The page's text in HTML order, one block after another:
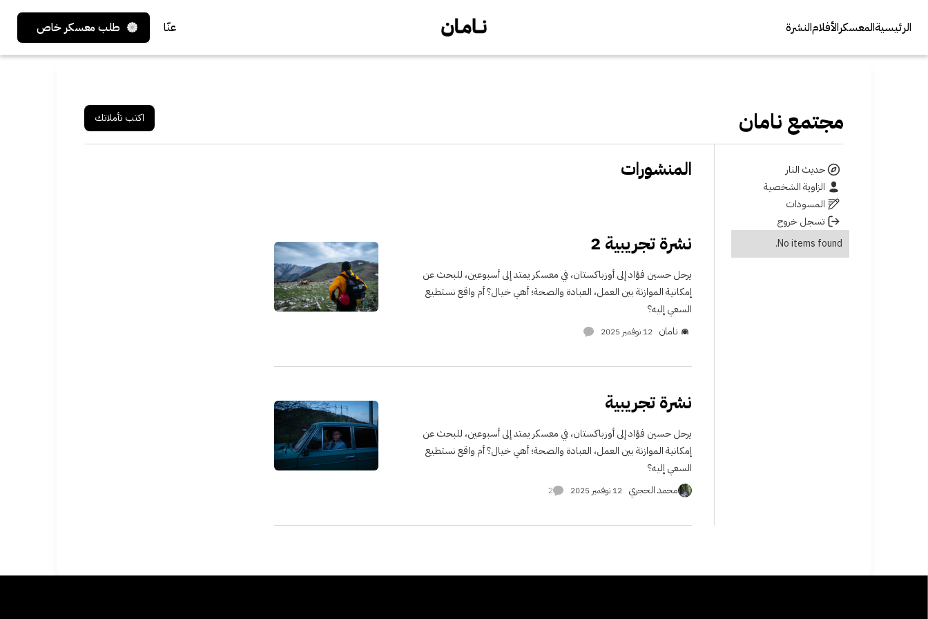
عنّا طلب معسكر خاص الرئيسيةالمعسكرالأفلامالنشرة
مجتمع نامان اكتب تأملاتك
حديث النار
الزاوية الشخصية
المسودات
تسجل خروج
No items found.
المنشورات
نشرة تجريبية 2
يرحل حسين فؤاد إلى أوزباكستان، في معسكر يمتد إلى أسبوعين، للبحث عن
إمكانية الموازنة بين العمل، العبادة والصحة؛ أهي خيال؟ أم واقع نستطيع
السعي إليه؟
نامان 12 نوفمبر 2025
نشرة تجريبية
يرحل حسين فؤاد إلى أوزباكستان، في معسكر يمتد إلى أسبوعين، للبحث عن
إمكانية الموازنة بين العمل، العبادة والصحة؛ أهي خيال؟ أم واقع نستطيع
السعي إليه؟
محمد الحجري 12 نوفمبر 2025 2